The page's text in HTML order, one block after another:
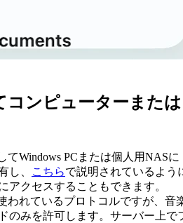
コンピューターまたは
Windows PCまたは個人用NASに
し、
こちらで説明されているよう
アクセスすることもできます。
われているプロトコルですが、音
のみを許可します。サーバー上で